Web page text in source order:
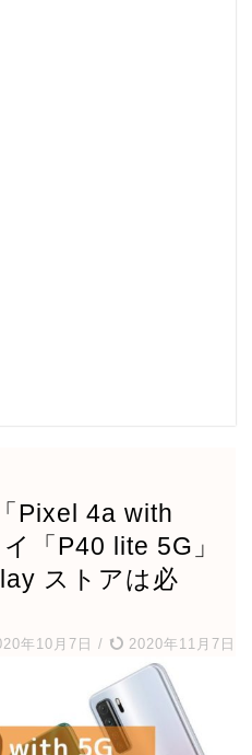
Pixel 4a with
「P40 lite 5G」
ストアは必
年10月7日 / 2020年11月7日